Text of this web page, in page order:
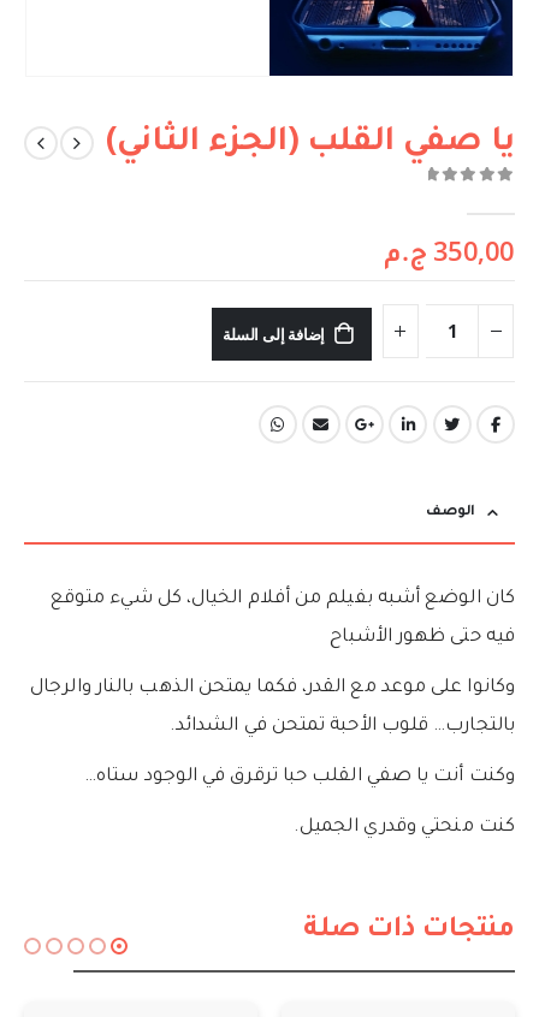
يا صفي القلب (الجزء الثاني)
350,00 ج.م
إضافة إلى السلة
الوصف
كان الوضع أشبه بفيلم من أفلام الخيال، كل شيء متوقع
فيه حتى ظهور الأشباح
وكانوا على موعد مع القدر، فكما يمتحن الذهب بالنار والرجال
بالتجارب… قلوب الأحبة تمتحن في الشدائد.
وكنت أنت يا صفي القلب حبا ترقرق في الوجود ستاه…
كنت منحتي وقدري الجميل.
منتجات ذات صلة